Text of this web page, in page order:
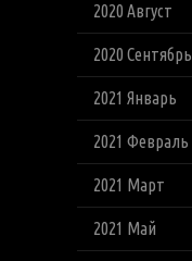
2020 Август
2020 Сентябрь
2021 Январь
2021 Февраль
2021 Март
2021 Май